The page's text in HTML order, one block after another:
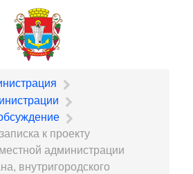
к проекту
администрации
внутригородского